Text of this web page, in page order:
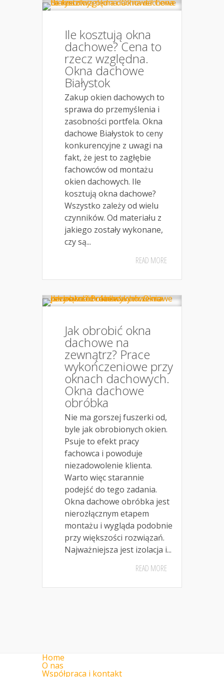
Ile kosztują okna
dachowe? Cena to
rzecz względna.
Okna dachowe
Białystok
Zakup okien dachowych to
sprawa do przemyślenia i
zasobności portfela. Okna
dachowe Białystok to ceny
konkurencyjne z uwagi na
fakt, że jest to zagłębie
fachowców od montażu
okien dachowych. Ile
kosztują okna dachowe?
Wszystko zależy od wielu
czynników. Od materiału z
jakiego zostały wykonane,
czy są...
READ MORE
Jak obrobić okna
dachowe na
zewnątrz? Prace
wykończeniowe przy
oknach dachowych.
Okna dachowe
obróbka
Nie ma gorszej fuszerki od,
byle jak obrobionych okien.
Psuje to efekt pracy
fachowca i powoduje
niezadowolenie klienta.
Warto więc starannie
podejść do tego zadania.
Okna dachowe obróbka jest
nierozłącznym etapem
montażu i wygląda podobnie
przy większości rozwiązań.
Najważniejsza jest izolacja i...
READ MORE
Home
O nas
Współpraca i kontakt